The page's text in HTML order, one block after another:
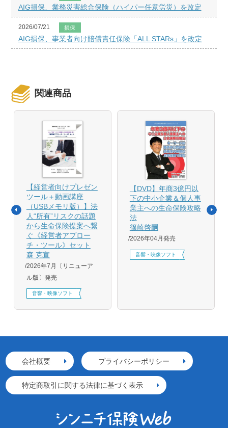
AIG損保、業務災害総合保険（ハイパー任意労災）を改定
2026/07/21 損保
AIG損保、事業者向け賠償責任保険「ALL STARs」を改定
関連商品
【経営者向けプレゼン
ツール＋動画講座
（USBメモリ版）】法
人“所有”リスクの話題
から生命保険提案へ繋
ぐ《経営者アプロー
チ・ツール》セット
森 克宣
2026年7月〔リニューア
ル版〕発売
音響・映像ソフト
【DVD】年商3億円以
下の中小企業＆個人事
業主への生命保険攻略
法
篠崎啓嗣
2026年04月発売
音響・映像ソフト
会社概要 プライバシーポリシー
特定商取引に関する法律に基づく表示